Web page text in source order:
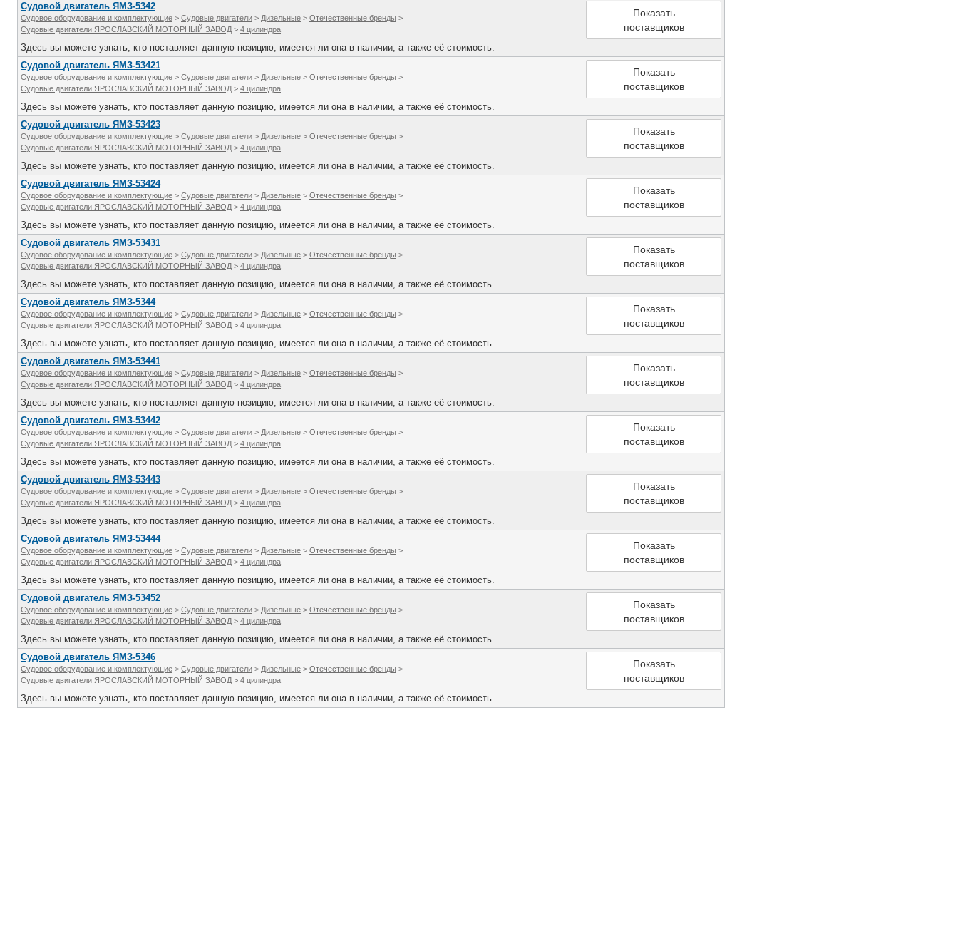
Судовой двигатель ЯМЗ-5342
Судовое оборудование и комплектующие > Судовые двигатели > Дизельные > Отечественные бренды >
Судовые двигатели ЯРОСЛАВСКИЙ МОТОРНЫЙ ЗАВОД > 4 цилиндра
Здесь вы можете узнать, кто поставляет данную позицию, имеется ли она в наличии, а также её стоимость.
Показать
поставщиков
Судовой двигатель ЯМЗ-53421
Судовое оборудование и комплектующие > Судовые двигатели > Дизельные > Отечественные бренды >
Судовые двигатели ЯРОСЛАВСКИЙ МОТОРНЫЙ ЗАВОД > 4 цилиндра
Здесь вы можете узнать, кто поставляет данную позицию, имеется ли она в наличии, а также её стоимость.
Показать
поставщиков
Судовой двигатель ЯМЗ-53423
Судовое оборудование и комплектующие > Судовые двигатели > Дизельные > Отечественные бренды >
Судовые двигатели ЯРОСЛАВСКИЙ МОТОРНЫЙ ЗАВОД > 4 цилиндра
Здесь вы можете узнать, кто поставляет данную позицию, имеется ли она в наличии, а также её стоимость.
Показать
поставщиков
Судовой двигатель ЯМЗ-53424
Судовое оборудование и комплектующие > Судовые двигатели > Дизельные > Отечественные бренды >
Судовые двигатели ЯРОСЛАВСКИЙ МОТОРНЫЙ ЗАВОД > 4 цилиндра
Здесь вы можете узнать, кто поставляет данную позицию, имеется ли она в наличии, а также её стоимость.
Показать
поставщиков
Судовой двигатель ЯМЗ-53431
Судовое оборудование и комплектующие > Судовые двигатели > Дизельные > Отечественные бренды >
Судовые двигатели ЯРОСЛАВСКИЙ МОТОРНЫЙ ЗАВОД > 4 цилиндра
Здесь вы можете узнать, кто поставляет данную позицию, имеется ли она в наличии, а также её стоимость.
Показать
поставщиков
Судовой двигатель ЯМЗ-5344
Судовое оборудование и комплектующие > Судовые двигатели > Дизельные > Отечественные бренды >
Судовые двигатели ЯРОСЛАВСКИЙ МОТОРНЫЙ ЗАВОД > 4 цилиндра
Здесь вы можете узнать, кто поставляет данную позицию, имеется ли она в наличии, а также её стоимость.
Показать
поставщиков
Судовой двигатель ЯМЗ-53441
Судовое оборудование и комплектующие > Судовые двигатели > Дизельные > Отечественные бренды >
Судовые двигатели ЯРОСЛАВСКИЙ МОТОРНЫЙ ЗАВОД > 4 цилиндра
Здесь вы можете узнать, кто поставляет данную позицию, имеется ли она в наличии, а также её стоимость.
Показать
поставщиков
Судовой двигатель ЯМЗ-53442
Судовое оборудование и комплектующие > Судовые двигатели > Дизельные > Отечественные бренды >
Судовые двигатели ЯРОСЛАВСКИЙ МОТОРНЫЙ ЗАВОД > 4 цилиндра
Здесь вы можете узнать, кто поставляет данную позицию, имеется ли она в наличии, а также её стоимость.
Показать
поставщиков
Судовой двигатель ЯМЗ-53443
Судовое оборудование и комплектующие > Судовые двигатели > Дизельные > Отечественные бренды >
Судовые двигатели ЯРОСЛАВСКИЙ МОТОРНЫЙ ЗАВОД > 4 цилиндра
Здесь вы можете узнать, кто поставляет данную позицию, имеется ли она в наличии, а также её стоимость.
Показать
поставщиков
Судовой двигатель ЯМЗ-53444
Судовое оборудование и комплектующие > Судовые двигатели > Дизельные > Отечественные бренды >
Судовые двигатели ЯРОСЛАВСКИЙ МОТОРНЫЙ ЗАВОД > 4 цилиндра
Здесь вы можете узнать, кто поставляет данную позицию, имеется ли она в наличии, а также её стоимость.
Показать
поставщиков
Судовой двигатель ЯМЗ-53452
Судовое оборудование и комплектующие > Судовые двигатели > Дизельные > Отечественные бренды >
Судовые двигатели ЯРОСЛАВСКИЙ МОТОРНЫЙ ЗАВОД > 4 цилиндра
Здесь вы можете узнать, кто поставляет данную позицию, имеется ли она в наличии, а также её стоимость.
Показать
поставщиков
Судовой двигатель ЯМЗ-5346
Судовое оборудование и комплектующие > Судовые двигатели > Дизельные > Отечественные бренды >
Судовые двигатели ЯРОСЛАВСКИЙ МОТОРНЫЙ ЗАВОД > 4 цилиндра
Здесь вы можете узнать, кто поставляет данную позицию, имеется ли она в наличии, а также её стоимость.
Показать
поставщиков